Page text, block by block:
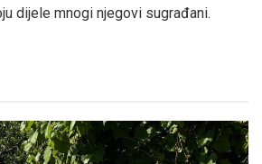
dijele mnogi njegovi sugrađani.